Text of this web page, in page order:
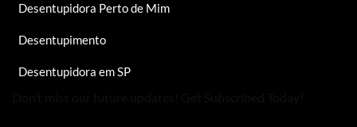
Desentupidora Perto de Mim
Desentupimento
Desentupidora em SP